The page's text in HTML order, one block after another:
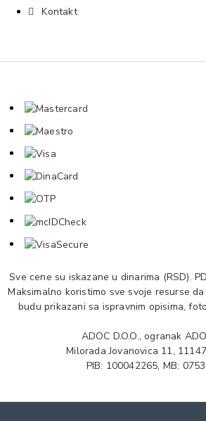
Kontakt
Sve cene su iskazane u dinarima (RSD).
Maksimalno koristimo sve svoje resurse
budu prikazani sa ispravnim opisima,
ADOC D.O.O., ogranak
Milorada Jovanovica 11,
PIB: 100042265, MB: